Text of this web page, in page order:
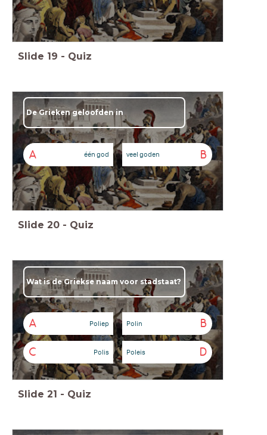
Slide 19 - Quiz
De Grieken geloofden in
A één god B
veel goden
Slide 20 - Quiz
Wat is de Griekse naam voor stadstaat?
A Poliep B
Polin
C Polis D
Poleis
Slide 21 - Quiz